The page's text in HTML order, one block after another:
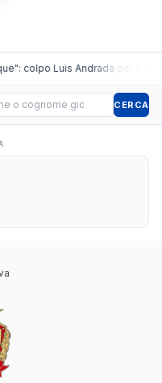
colpo Luis Andrada per il
giocatore CERCA